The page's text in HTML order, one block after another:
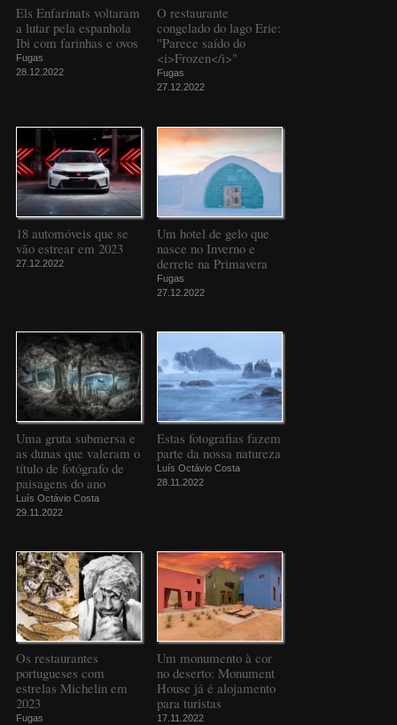
Els Enfarinats voltaram
a lutar pela espanhola
Ibi com farinhas e ovos
Fugas
28.12.2022
O restaurante
congelado do lago Erie:
"Parece saído do
<i>Frozen</i>"
Fugas
27.12.2022
18 automóveis que se
vão estrear em 2023
27.12.2022
Um hotel de gelo que
nasce no Inverno e
derrete na Primavera
Fugas
27.12.2022
Uma gruta submersa e
as dunas que valeram o
título de fotógrafo de
paisagens do ano
Luís Octávio Costa
29.11.2022
Estas fotografias fazem
parte da nossa natureza
Luís Octávio Costa
28.11.2022
Os restaurantes
portugueses com
estrelas Michelin em
2023
Fugas
Um monumento à cor
no deserto: Monument
House já é alojamento
para turistas
17.11.2022